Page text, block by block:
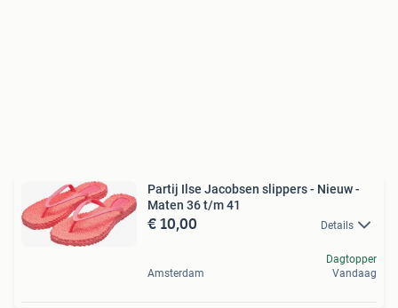
Partij Ilse Jacobsen slippers - Nieuw -
Maten 36 t/m 41
€ 10,00 Details
Amsterdam
Dagtopper
Vandaag